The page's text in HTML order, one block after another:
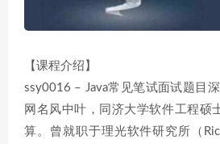
【课程介绍】
ssy0016 – Java常见笔试面试题目
网名风中叶，同济大学软件工程硕
算。曾就职于理光软件研究所（